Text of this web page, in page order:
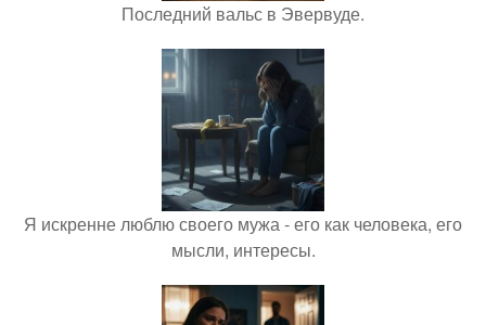
Последний вальс в Эвервуде.
Я искренне люблю своего мужа - его как человека, его
мысли, интересы.